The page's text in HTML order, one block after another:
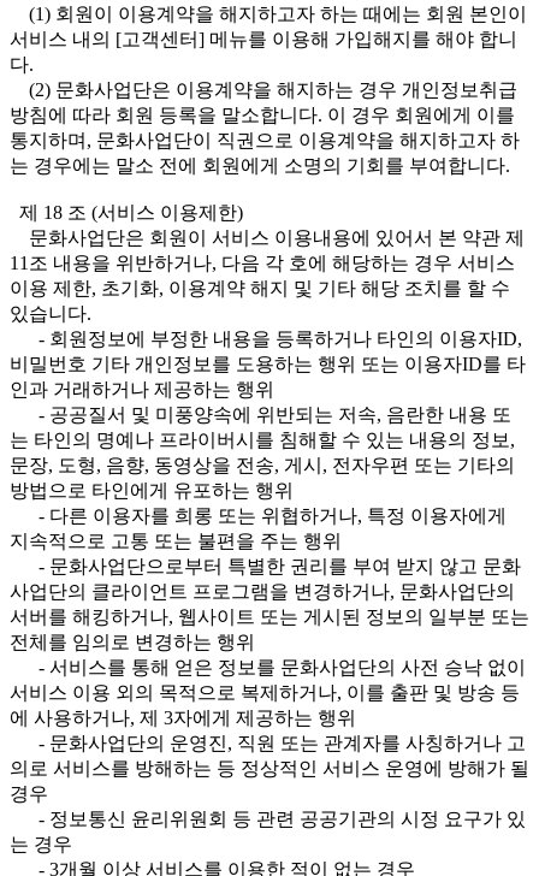
(1) 회원이 이용계약을 해지하고자 하는 때에는 회원 본인이
서비스 내의 [고객센터] 메뉴를 이용해 가입해지를 해야 합니
다.
(2) 문화사업단은 이용계약을 해지하는 경우 개인정보취급
방침에 따라 회원 등록을 말소합니다. 이 경우 회원에게 이를
통지하며, 문화사업단이 직권으로 이용계약을 해지하고자 하
는 경우에는 말소 전에 회원에게 소명의 기회를 부여합니다.
제 18 조 (서비스 이용제한)
문화사업단은 회원이 서비스 이용내용에 있어서 본 약관 제
11조 내용을 위반하거나, 다음 각 호에 해당하는 경우 서비스
이용 제한, 초기화, 이용계약 해지 및 기타 해당 조치를 할 수
있습니다.
- 회원정보에 부정한 내용을 등록하거나 타인의 이용자ID,
비밀번호 기타 개인정보를 도용하는 행위 또는 이용자ID를 타
인과 거래하거나 제공하는 행위
- 공공질서 및 미풍양속에 위반되는 저속, 음란한 내용 또
는 타인의 명예나 프라이버시를 침해할 수 있는 내용의 정보,
문장, 도형, 음향, 동영상을 전송, 게시, 전자우편 또는 기타의
방법으로 타인에게 유포하는 행위
- 다른 이용자를 희롱 또는 위협하거나, 특정 이용자에게
지속적으로 고통 또는 불편을 주는 행위
- 문화사업단으로부터 특별한 권리를 부여 받지 않고 문화
사업단의 클라이언트 프로그램을 변경하거나, 문화사업단의
서버를 해킹하거나, 웹사이트 또는 게시된 정보의 일부분 또는
전체를 임의로 변경하는 행위
- 서비스를 통해 얻은 정보를 문화사업단의 사전 승낙 없이
서비스 이용 외의 목적으로 복제하거나, 이를 출판 및 방송 등
에 사용하거나, 제 3자에게 제공하는 행위
- 문화사업단의 운영진, 직원 또는 관계자를 사칭하거나 고
의로 서비스를 방해하는 등 정상적인 서비스 운영에 방해가 될
경우
- 정보통신 윤리위원회 등 관련 공공기관의 시정 요구가 있
는 경우
- 3개월 이상 서비스를 이용한 적이 없는 경우